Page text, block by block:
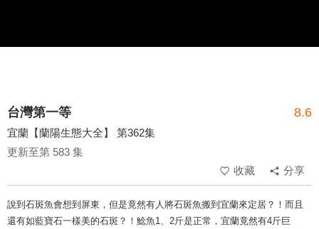
台灣第一等 8.6
宜蘭【蘭陽生態大全】 第362集
更新至第 583 集
收藏
分享
說到石斑魚會想到屏東，但是竟然有人將石斑魚搬到宜蘭來定居？！而且
還有如藍寶石一樣美的石斑？！鯰魚1、2斤是正常，宜蘭竟然有4斤巨